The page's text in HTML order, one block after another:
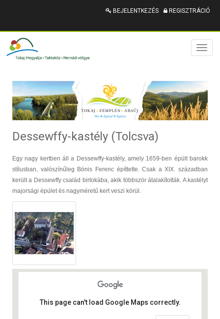
BEJELENTKEZÉS REGISZTRÁCIÓ
Dessewffy-kastély (Tolcsva)
Egy nagy kertben áll a Dessewffy-kastély, amely 1659-ben épült barokk
stílusban, valószínűleg Bónis Ferenc építtette. Csak a XIX. században
került a Dessewffy család birtokába, akik többször átalakították. A kastélyt
majorsági épület és nagyméretű kert veszi körül.
This page can't load Google Maps correctly.